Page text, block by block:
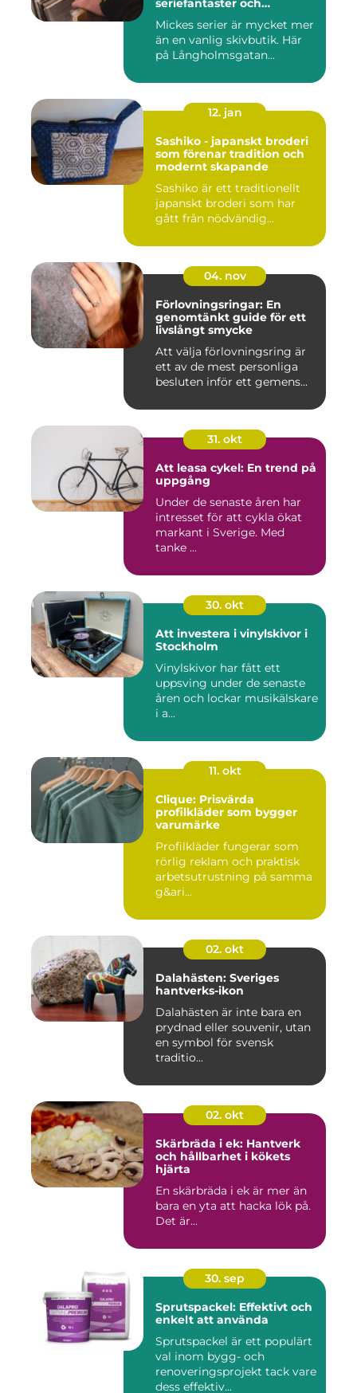
seriefantaster och
Mickes serier är mycket mer
än en vanlig skivbutik. Här
på Långholmsgatan...
12. jan
Sashiko - japanskt broderi
som förenar tradition och
modernt skapande
Sashiko är ett traditionellt
japanskt broderi som har
gått från nödvändig...
04. nov
Förlovningsringar: En
genomtänkt guide för ett
livslångt smycke
Att välja förlovningsring är
ett av de mest personliga
besluten inför ett gemens...
31. okt
Att leasa cykel: En trend på
uppgång
Under de senaste åren har
intresset för att cykla ökat
markant i Sverige. Med
tanke ...
30. okt
Att investera i vinylskivor i
Stockholm
Vinylskivor har fått ett
uppsving under de senaste
åren och lockar musikälskare
i a...
11. okt
Clique: Prisvärda
profilkläder som bygger
varumärke
Profilkläder fungerar som
rörlig reklam och praktisk
arbetsutrustning på samma
g&ari...
02. okt
Dalahästen: Sveriges
hantverks-ikon
Dalahästen är inte bara en
prydnad eller souvenir, utan
en symbol för svensk
traditio...
02. okt
Skärbräda i ek: Hantverk
och hållbarhet i kökets
hjärta
En skärbräda i ek är mer än
bara en yta att hacka lök på.
Det är...
30. sep
Sprutspackel: Effektivt och
enkelt att använda
Sprutspackel är ett populärt
val inom bygg- och
renoveringsprojekt tack vare
dess effektiv...